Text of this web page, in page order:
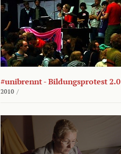
#unibrennt - Bildungsprotest 2.0
2010 /